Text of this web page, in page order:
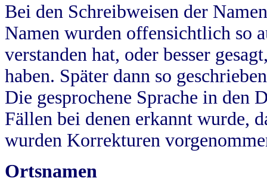
Bei den Schreibweisen der
Namen wurden offensichtlich so
verstanden hat, oder besser
haben. Später dann so
Die gesprochene Sprache in
Fällen bei denen erkannt wurde,
wurden Korrekturen
Ortsnamen